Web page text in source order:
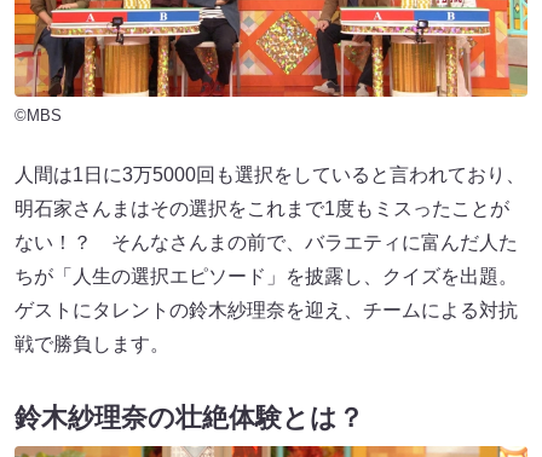
©MBS
人間は1日に3万5000回も選択をしていると言われており、
明石家さんまはその選択をこれまで1度もミスったことが
ない！？ そんなさんまの前で、バラエティに富んだ人た
ちが「人生の選択エピソード」を披露し、クイズを出題。
ゲストにタレントの鈴木紗理奈を迎え、チームによる対抗
戦で勝負します。
鈴木紗理奈の壮絶体験とは？